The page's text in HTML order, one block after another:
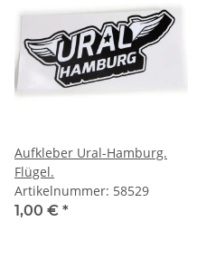
Aufkleber Ural-Hamburg.
Flügel.
Artikelnummer: 58529
1,00 € *